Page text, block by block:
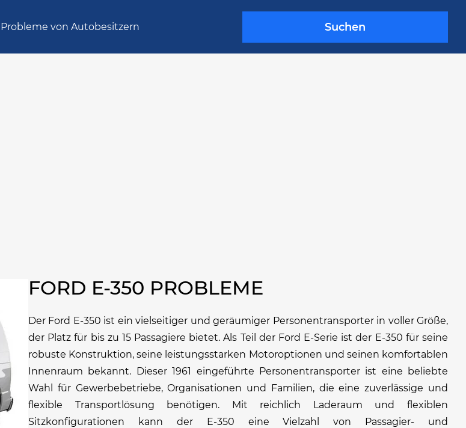
von Autobesitzern Suchen
FORD E-350 PROBLEME
Der Ford E-350 ist ein vielseitiger und geräumiger Personentransporter in voller Größe,
der Platz für bis zu 15 Passagiere bietet. Als Teil der Ford E-Serie ist der E-350 für seine
robuste Konstruktion, seine leistungsstarken Motoroptionen und seinen komfortablen
Innenraum bekannt. Dieser 1961 eingeführte Personentransporter ist eine beliebte
Wahl für Gewerbebetriebe, Organisationen und Familien, die eine zuverlässige und
flexible Transportlösung benötigen. Mit reichlich Laderaum und flexiblen
Sitzkonfigurationen kann der E-350 eine Vielzahl von Passagier- und